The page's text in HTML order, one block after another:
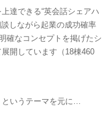
達できる“英会話シェアハ
しながら起業の成功確率
確なコンセプトを掲げたシ
開しています（18棟460
というテーマを元に…